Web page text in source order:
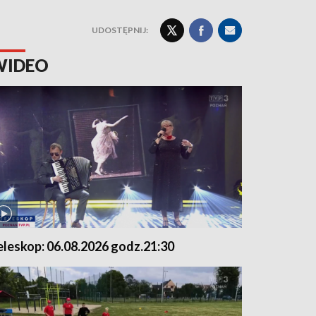
UDOSTĘPNIJ:
06.08.2026 godz.21:30